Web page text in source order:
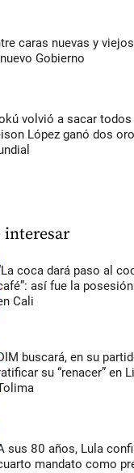
caras nuevas y
Gobierno
volvió a sacar
López ganó dos
interesar
coca dará paso al
así fue la
Cali
buscará, en su
su “renacer” en
sus 80 años, Lula
mandato como